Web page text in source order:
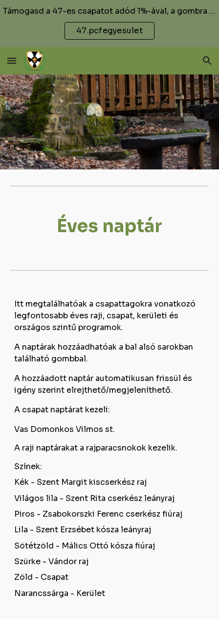
Skip to main content Skip to navigation
Támogasd a 47-es csapatot adód 1%-ával, a gombra kattintva találsz további információkat.
47.pcfegyesulet
Éves naptár
Itt megtalálhatóak a csapattagokra vonatkozó
legfontosabb éves raji, csapat, kerületi és
országos szintű programok.
A naptárak hozzáadhatóak a bal alsó sarokban
található gombbal.
A hozzáadott naptár automatikusan frissül és
igény szerint elrejthető/megjeleníthető.
A csapat naptárat kezeli:
Vas Domonkos Vilmos st.
A raji naptárakat a rajparacsnokok kezelik.
Színek:
Kék - Szent Margit kiscserkész raj
Világos lila - Szent Rita cserkész leányraj
Piros - Zsabokorszki Ferenc cserkész fiúraj
Lila - Szent Erzsébet kósza leányraj
Sötétzöld - Málics Ottó kósza fiúraj
Szürke - Vándor raj
Zöld - Csapat
Narancssárga - Kerület